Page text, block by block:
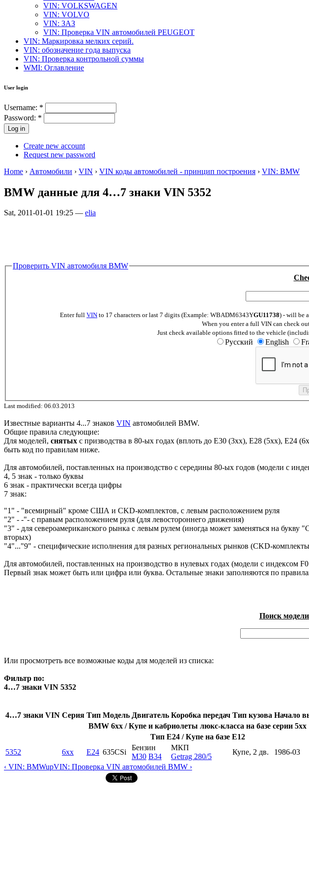
VIN: VOLKSWAGEN
VIN: VOLVO
VIN: ЗАЗ
VIN: Проверка VIN автомобилей PEUGEOT
VIN: Маркировка мелких серий.
VIN: обозначение года выпуска
VIN: Проверка контрольной суммы
WMI: Оглавление
User login
Username: *
Password: *
Create new account
Request new password
Home › Автомобили › VIN › VIN коды автомобилей - принцип построения › VIN: BMW
BMW данные для 4…7 знаки VIN 5352
Sat, 2011-01-01 19:25 — elia
Проверить VIN автомобиля BMW
Enter full VIN to 17 characters or last 7 digits (Example: WBADM6343YGU11738) - will be
When you enter a full VIN can check
Just check available options fitted to the vehicle
Русский English
Last modified: 06.03.2013
Известные варианты 4...7 знаков VIN автомобилей BMW.
Общие правила следующие:
Для моделей, снятых с призводства в 80-ых годах (вплоть до E30 (3xx), E28 (5xx), E24
быть код по правилам ниже.
Для автомобилей, поставленных на производство с середины 80-ых годов (модели с
4, 5 знак - только буквы
6 знак - практически всегда цифры
7 знак:
"1" - "всемирный" кроме США и CKD-комплектов, с левым расположением руля
"2" - -"- с правым расположением руля (для левостороннего движения)
"3" - для североамериканского рынка с левым рулем (иногда может заменяться на
вторых)
"4"..."9" - специфические исполнения для разных региональных рынков (CKD-
Для автомобилей, поставленных на производство в нулевых годах (модели с индексом
Первый знак может быть или цифра или буква. Остальные знаки заполняются по
Поиск
Или просмотреть все возможные коды для моделей из списка:
Фильтр по:
4…7 знаки VIN 5352
4…7 знаки VIN Серия Тип Модель Двигатель Коробка передач Тип кузова Начало
BMW 6xx / Купе и кабриолеты люкс-класса на базе серии 5xx
Тип E24 / Купе на базе E12
5352
6xx E24 635CSi
Бензин
M30 B34
МКП
Getrag 280/5
Купе, 2 дв. 1986-03
‹ VIN: BMWupVIN: Проверка VIN автомобилей BMW ›